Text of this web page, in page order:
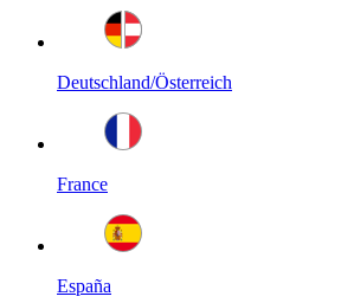
Deutschland/Österreich
France
España